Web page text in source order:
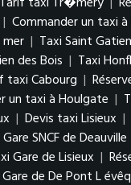
| Commander un taxi
| Taxi Saint
des Bois | Taxi
taxi Cabourg |
un taxi à Houlgate |
| Devis taxi Lisieux |
SNCF de Deauville
Gare de Lisieux |
de De Pont L